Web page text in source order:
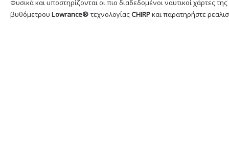
Φυσικά και υποστηρίζονται οι πιο διαδεδομένοι ναυτικοί χάρτες
βυθόμετρου Lowrance® τεχνολογίαςCHIRPκαι παρατηρήστε